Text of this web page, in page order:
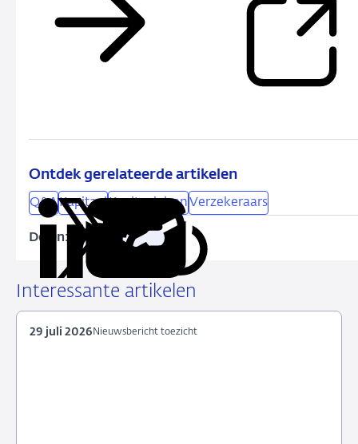
Ontdek gerelateerde artikelen
Q&AKapitaal KapitaaleisenVerzekeraars
Delen:
Deel
LinkedIn
via
X
Deel
Facebook
Deel
e-
Kopieer
Interessante artikelen
Nieuwsbericht toezicht
29 juli 2026